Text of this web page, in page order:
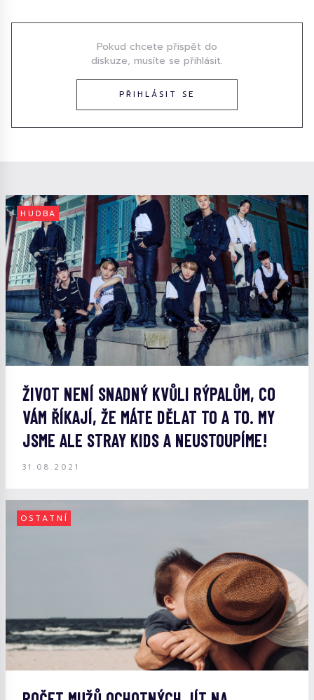
Pokud chcete přispět do
diskuze, musíte se přihlásit.
PŘIHLÁSIT SE
HUDBA
ŽIVOT NENÍ SNADNÝ KVŮLI RÝPALŮM, CO
VÁM ŘÍKAJÍ, ŽE MÁTE DĚLAT TO A TO. MY
JSME ALE STRAY KIDS A NEUSTOUPÍME!
31.08.2021
OSTATNÍ